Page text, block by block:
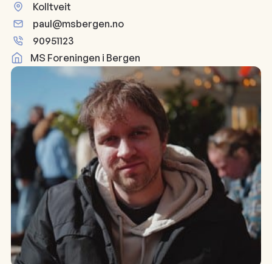
Kolltveit
paul@msbergen.no
90951123
MS Foreningen i Bergen